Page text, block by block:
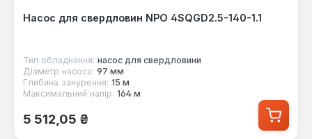
Насос для свердловин NPO 4SQGD2.5-140-1.1
Тип обладнання: насос для свердловини
Діаметр насоса: 97 мм
Глибина занурення: 15 м
Максимальний напір: 164 м
Звичайна ціна:
5 512,05 ₴